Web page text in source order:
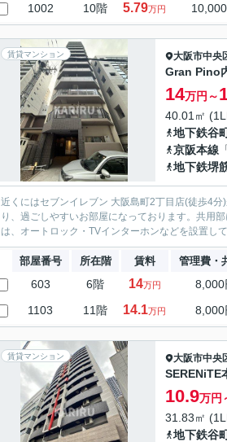
1002 10階 5.79万円
賃貸マンション 大阪市中央
Gran Pino
14万円～
40.01㎡
地下鉄谷
京阪本線
地下鉄堺
近くにはセブンイレブン 大阪島町2丁目店(徒歩4
り、過ごしやすいお部屋になっております。共用
は、オートロック・TVインターホンなどを設置し
部屋番号 所在階 賃料 管理費・
603 6階 14万円 8,000
1103 11階 14.1万円 8,000
賃貸マンション 大阪市中央
SERENiTE
10.9万円
31.83㎡
地下鉄谷